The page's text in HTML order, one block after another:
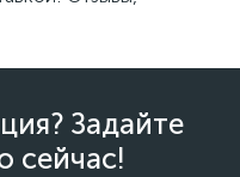
Задайте
сейчас!